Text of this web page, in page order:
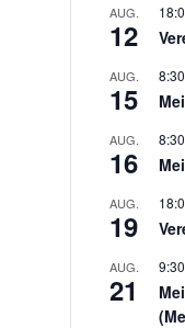
AUG.
12
AUG.
15
8:30
AUG.
16
8:30
AUG.
19
AUG.
21
9:30